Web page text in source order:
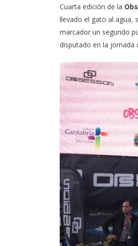
Cuarta edición de la
llevado el gato al agua,
marcador un segundo
disputado en la jornada